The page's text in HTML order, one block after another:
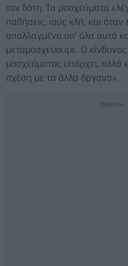
τον δότη. Τα μοσχεύματα
παθήσεις, ιούς κλπ. και όταν
απαλλαγμένο απ' όλα αυτά
μεταμοσχεύουμε. Ο
μοσχεύματος υπάρχει, αλλά
σχέση με τα άλλα όργανα».